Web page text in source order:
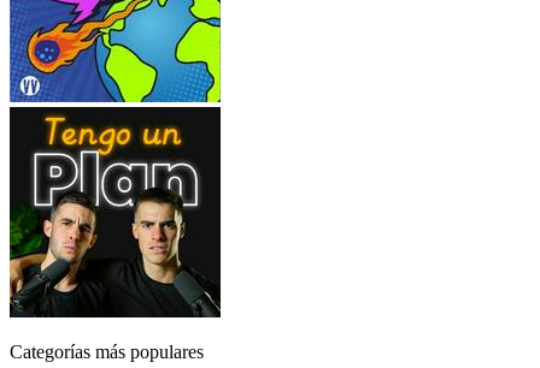
Categorías más populares